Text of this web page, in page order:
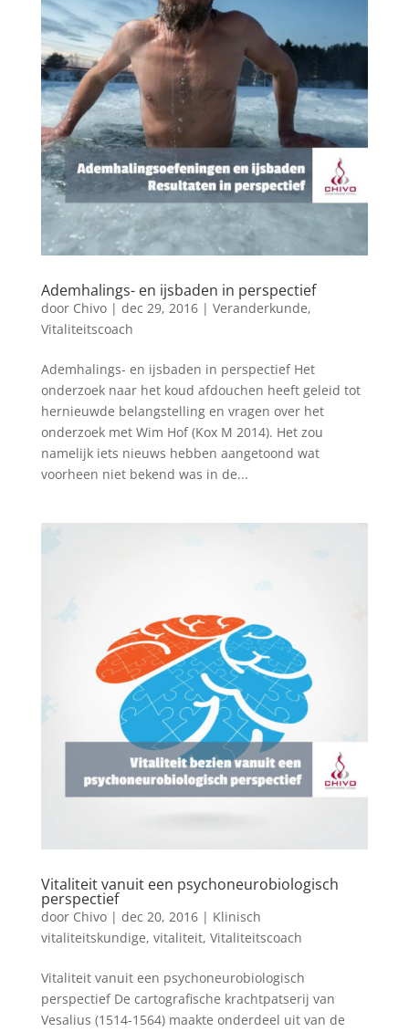
Ademhalings- en ijsbaden in perspectief
door Chivo| dec 29, 2016| Veranderkunde,
Vitaliteitscoach
Ademhalings- en ijsbaden in perspectief Het
onderzoek naar het koud afdouchen heeft geleid tot
hernieuwde belangstelling en vragen over het
onderzoek met Wim Hof (Kox M 2014). Het zou
namelijk iets nieuws hebben aangetoond wat
voorheen niet bekend was in de...
Vitaliteit vanuit een psychoneurobiologisch
perspectief
door Chivo| dec 20, 2016| Klinisch
vitaliteitskundige, vitaliteit, Vitaliteitscoach
Vitaliteit vanuit een psychoneurobiologisch
perspectief De cartografische krachtpatserij van
Vesalius (1514-1564) maakte onderdeel uit van de